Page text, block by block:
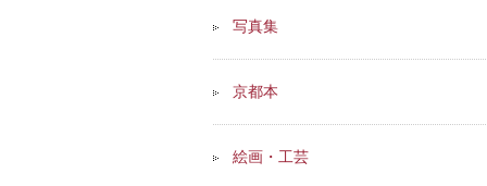
写真集
京都本
絵画・工芸